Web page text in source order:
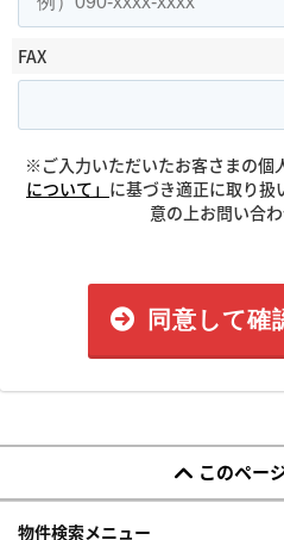
FAX
※ご入力いただいたお客さまの個
について」 に基づき適正に取り扱
意の上お問い合わ
同意して確
このペー
物件検索メニュー